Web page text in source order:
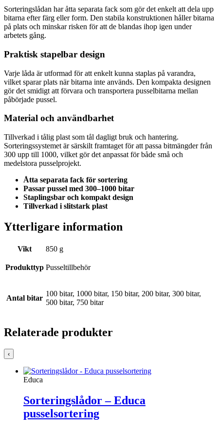
Sorteringslådan har åtta separata fack som gör det enkelt att dela upp
bitarna efter färg eller form. Den stabila konstruktionen håller bitarna
på plats och minskar risken för att de blandas ihop igen under
arbetets gång.
Praktisk stapelbar design
Varje låda är utformad för att enkelt kunna staplas på varandra,
vilket sparar plats när bitarna inte används. Den kompakta designen
gör det smidigt att förvara och transportera pusselbitarna mellan
påbörjade pussel.
Material och användbarhet
Tillverkad i tålig plast som tål dagligt bruk och hantering.
Sorteringssystemet är särskilt framtaget för att passa bitmängder från
300 upp till 1000, vilket gör det anpassat för både små och
medelstora pusselprojekt.
Åtta separata fack för sortering
Passar pussel med 300–1000 bitar
Staplingsbar och kompakt design
Tillverkad i slitstark plast
Ytterligare information
Vikt 850 g
Produkttyp Pusseltillbehör
Antal bitar
100 bitar, 1000 bitar, 150 bitar, 200 bitar, 300 bitar,
500 bitar, 750 bitar
Relaterade produkter
‹
Educa
Sorteringslådor – Educa
pusselsortering